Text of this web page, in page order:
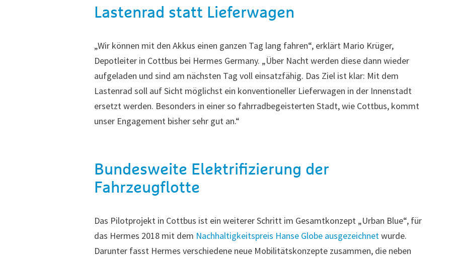
Lastenrad statt Lieferwagen
„Wir können mit den Akkus einen ganzen Tag lang fahren“, erklärt Mario Krüger,
Depotleiter in Cottbus bei Hermes Germany. „Über Nacht werden diese dann wieder
aufgeladen und sind am nächsten Tag voll einsatzfähig. Das Ziel ist klar: Mit dem
Lastenrad soll auf Sicht möglichst ein konventioneller Lieferwagen in der Innenstadt
ersetzt werden. Besonders in einer so fahrradbegeisterten Stadt, wie Cottbus, kommt
unser Engagement bisher sehr gut an.“
Bundesweite Elektrifizierung der
Fahrzeugflotte
Das Pilotprojekt in Cottbus ist ein weiterer Schritt im Gesamtkonzept „Urban Blue“, für
das Hermes 2018 mit dem Nachhaltigkeitspreis Hanse Globe ausgezeichnetwurde.
Darunter fasst Hermes verschiedene neue Mobilitätskonzepte zusammen, die neben